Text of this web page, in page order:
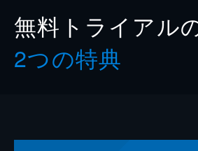
無料トライアル
2つの特典